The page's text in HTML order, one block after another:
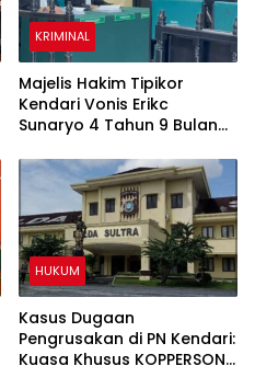
KRIMINAL
Majelis Hakim Tipikor
Kendari Vonis Erikc
Sunaryo 4 Tahun 9 Bulan
HUKUM
Kasus Dugaan
Pengrusakan di PN Kendari:
Kuasa Khusus KOPPERSON